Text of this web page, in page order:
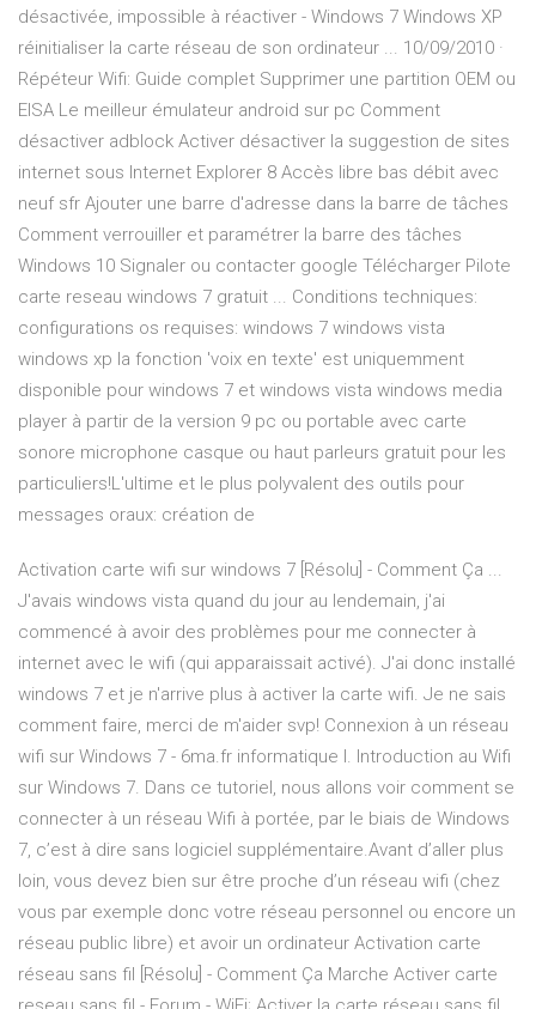
désactivée, impossible à réactiver - Windows 7 Windows XP
réinitialiser la carte réseau de son ordinateur ... 10/09/2010 ·
Répéteur Wifi: Guide complet Supprimer une partition OEM ou
EISA Le meilleur émulateur android sur pc Comment
désactiver adblock Activer désactiver la suggestion de sites
internet sous Internet Explorer 8 Accès libre bas débit avec
neuf sfr Ajouter une barre d'adresse dans la barre de tâches
Comment verrouiller et paramétrer la barre des tâches
Windows 10 Signaler ou contacter google Télécharger Pilote
carte reseau windows 7 gratuit ... Conditions techniques:
configurations os requises: windows 7 windows vista
windows xp la fonction 'voix en texte' est uniquemment
disponible pour windows 7 et windows vista windows media
player à partir de la version 9 pc ou portable avec carte
sonore microphone casque ou haut parleurs gratuit pour les
particuliers!L'ultime et le plus polyvalent des outils pour
messages oraux: création de
Activation carte wifi sur windows 7 [Résolu] - Comment Ça ...
J'avais windows vista quand du jour au lendemain, j'ai
commencé à avoir des problèmes pour me connecter à
internet avec le wifi (qui apparaissait activé). J'ai donc installé
windows 7 et je n'arrive plus à activer la carte wifi. Je ne sais
comment faire, merci de m'aider svp! Connexion à un réseau
wifi sur Windows 7 - 6ma.fr informatique I. Introduction au Wifi
sur Windows 7. Dans ce tutoriel, nous allons voir comment se
connecter à un réseau Wifi à portée, par le biais de Windows
7, c’est à dire sans logiciel supplémentaire.Avant d’aller plus
loin, vous devez bien sur être proche d’un réseau wifi (chez
vous par exemple donc votre réseau personnel ou encore un
réseau public libre) et avoir un ordinateur Activation carte
réseau sans fil [Résolu] - Comment Ça Marche Activer carte